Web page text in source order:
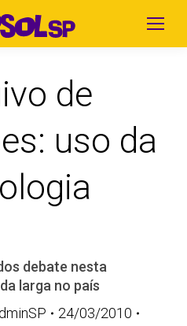
de
uso da
debate nesta
larga no país
24/03/2010